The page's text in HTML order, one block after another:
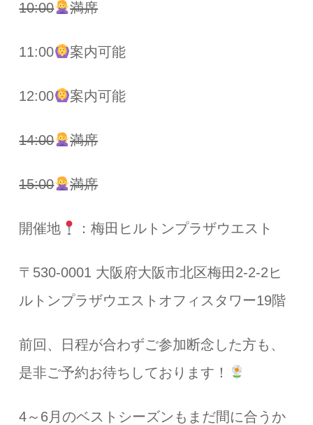
10:00 満席
11:00 案内可能
12:00 案内可能
14:00 満席
15:00 満席
開催地 ：梅田ヒルトンプラザウエスト
〒530-0001 大阪府大阪市北区梅田2-2-2ヒ
ルトンプラザウエストオフィスタワー19階
前回、日程が合わずご参加断念した方も、
是非ご予約お待ちしております！
4～6月のベストシーズンもまだ間に合うか